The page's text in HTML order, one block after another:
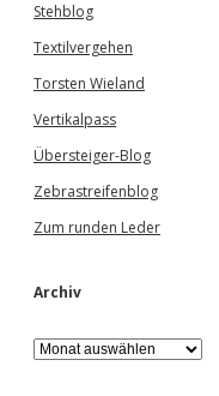
Stehblog
Textilvergehen
Torsten Wieland
Vertikalpass
Übersteiger-Blog
Zebrastreifenblog
Zum runden Leder
Archiv
A
r